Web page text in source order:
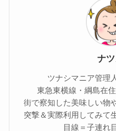
ナ
ツナシマニア管理
東急東横線・綱島在
街で察知した美味しい物
突撃＆実際利用してみて
目線＝子連れ